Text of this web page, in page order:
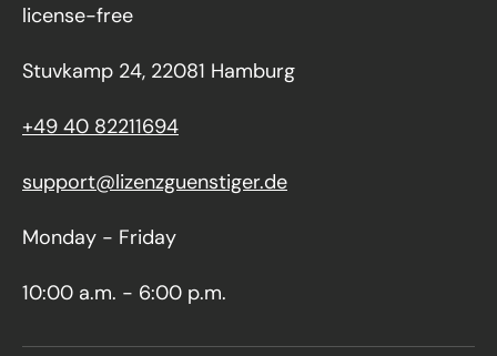
license-free
Stuvkamp 24, 22081 Hamburg
+49 40 82211694
support@lizenzguenstiger.de
Monday - Friday
10:00 a.m. - 6:00 p.m.